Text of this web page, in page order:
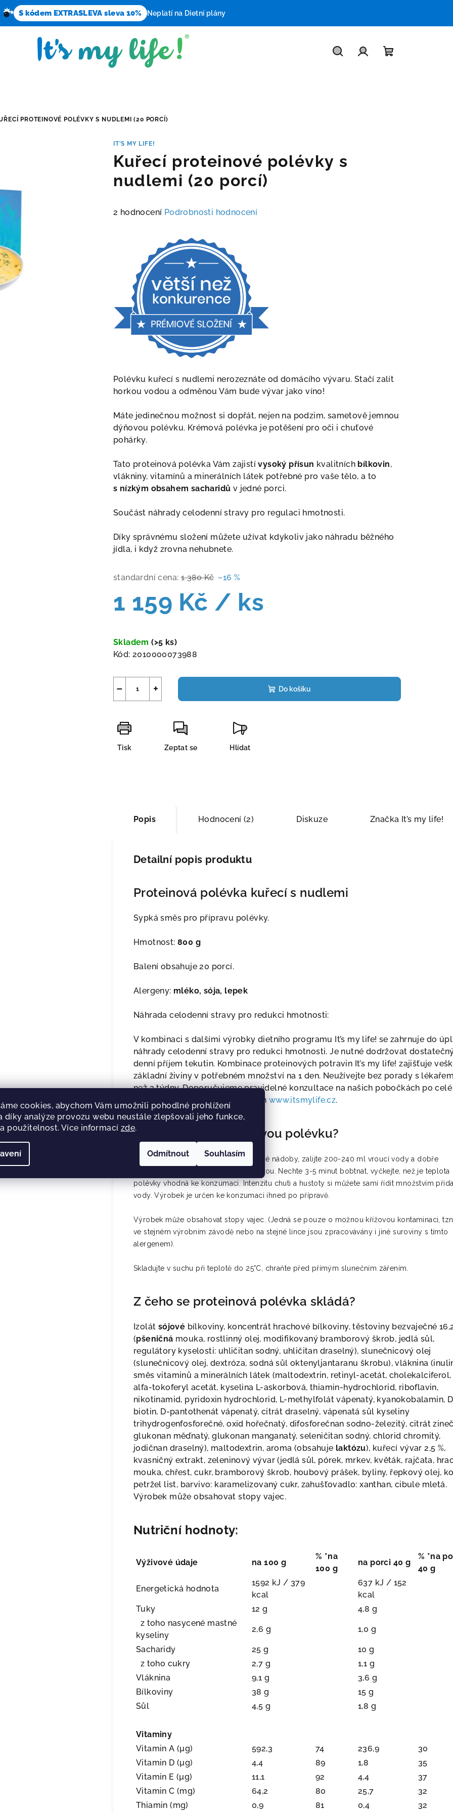
S kódem EXTRASLEVA sleva 10% Neplatí na Dietní plány
cookies, abychom Vám umožnili pohodlné prohlížení
díky analýze provozu webu neustále zlepšovali jeho funkce,
použitelnost. Více informací zde.
Odmítnout Souhlasím
PROTEINOVÉ POLÉVKY S NUDLEMI (20 PORCÍ)
IT’S MY LIFE!
Kuřecí proteinové polévky s
nudlemi (20 porcí)
Průměrné
hvězdiček.
2 hodnocení Podrobnosti hodnocení
Polévku kuřecí s nudlemi nerozeznáte od domácího vývaru. Stačí zalít
horkou vodou a odměnou Vám bude vývar jako víno!
Máte jedinečnou možnost si dopřát, nejen na podzim, sametově jemnou
dýňovou polévku. Krémová polévka je potěšení pro oči i chuťové
pohárky.
Tato proteinová polévka Vám zajistívysoký přísun kvalitních bílkovin,
vlákniny, vitamínů a minerálních látek potřebné pro vaše tělo, a to
s nízkým obsahem sacharidů v jedné porci.
Součást náhrady celodenní stravy pro regulaci hmotnosti.
Díky správnému složení můžete užívat kdykoliv jako náhradu běžného
jídla, i když zrovna nehubnete.
standardní cena: 1 380 Kč –16 %
1 159 Kč / ks
cena:
Skladem(>5 ks)
Kód: 2010000073988
+
− Do košíku
Tisk Zeptat se Hlídat
Popis Hodnocení (2) Diskuze Značka It’s my life!
Detailní popis produktu
Proteinová polévka kuřecí s nudlemi
Sypká směs pro přípravu polévky.
Hmotnost: 800 g
Balení obsahuje 20 porcí.
Alergeny: mléko, sója, lepek
Náhrada celodenní stravy pro redukci hmotnosti:
V kombinaci s dalšími výrobky dietního programu It’s my life! se zahrnuje do
náhrady celodenní stravy pro redukci hmotnosti. Je nutné dodržovat
denní příjem tekutin. Kombinace proteinových potravin It’s my life! zajišťuje
základní živiny v potřebném množství na 1 den. Neužívejte bez porady s
než 3 týdny. Doporučujeme pravidelné konzultace na našich pobočkách po celé
Objednat se můžete na stránkách www.itsmylife.cz.
Jak připravit proteinovou polévku?
Obsah sáčku (40 g) nasypte do vhodné nádoby, zalijte 200-240 ml vroucí vody a dobře
promíchejte, nebo rozšlehejte metličkou. Nechte 3-5 minut bobtnat, vyčkejte, než je teplota
polévky vhodná ke konzumaci. Intenzitu chuti a hustoty si můžete sami řídit množstvím
vody. Výrobek je určen ke konzumaci ihned po přípravě.
Výrobek může obsahovat stopy vajec. (Jedná se pouze o možnou křížovou kontaminaci,
ve stejném výrobním závodě nebo na stejné lince jsou zpracovávány i jiné suroviny s tímto
alergenem).
Skladujte v suchu při teplotě do 25°C, chraňte před přímým slunečním zářením.
Z čeho se proteinová polévka skládá?
Izolát sójové bílkoviny, koncentrát hrachové bílkoviny, těstoviny bezvaječné
(pšeničná mouka, rostlinný olej, modifikovaný bramborový škrob, jedlá sůl,
regulátory kyselosti: uhličitan sodný, uhličitan draselný), slunečnicový olej
(slunečnicový olej, dextróza, sodná sůl oktenyljantaranu škrobu), vláknina
směs vitaminů a minerálních látek (maltodextrin, retinyl-acetát, cholekalciferol,
alfa-tokoferyl acetát, kyselina L-askorbová, thiamin-hydrochlorid, riboflavin,
nikotinamid, pyridoxin hydrochlorid, L-methylfolát vápenatý, kyanokobalamin,
biotin, D-pantothenát vápenatý, citrát draselný, vápenatá sůl kyseliny
trihydrogenfosforečné, oxid hořečnatý, difosforečnan sodno-železitý, citrát
glukonan měďnatý, glukonan manganatý, seleničitan sodný, chlorid chromitý,
jodičnan draselný), maltodextrin, aroma (obsahuje laktózu), kuřecí vývar 2,5 %,
kvasničný extrakt, zeleninový vývar (jedlá sůl, pórek, mrkev, květák, rajčata,
mouka, chřest, cukr, bramborový škrob, houbový prášek, byliny, řepkový olej,
petržel list, barvivo: karamelizovaný cukr, zahušťovadlo: xanthan, cibule mletá.
Výrobek může obsahovat stopy vajec.
Nutriční hodnoty:
Výživové údaje na 100 g
% *na
100 g
na porci 40 g
% *na
40 g
Energetická hodnota
1592 kJ / 379
kcal
637 kJ / 152
kcal
Tuky
12 g
4,8 g
z toho nasycené mastné
kyseliny
2,6 g 1,0 g
Sacharidy 25 g
10 g
z toho cukry
2,7 g
1,1 g
Vláknina
9,1 g
3,6 g
Bílkoviny
38 g
15 g
Sůl
4,5 g 1,8 g
Vitaminy
Vitamin A (µg)
592,3 74 236,9
30
Vitamin D (µg)
4,4 89 1,8
35
Vitamin E (µg)
11,1 92 4,4
37
Vitamin C (mg)
64,2 80 25,7
32
Thiamin (mg)
0,9 81 0,4 32